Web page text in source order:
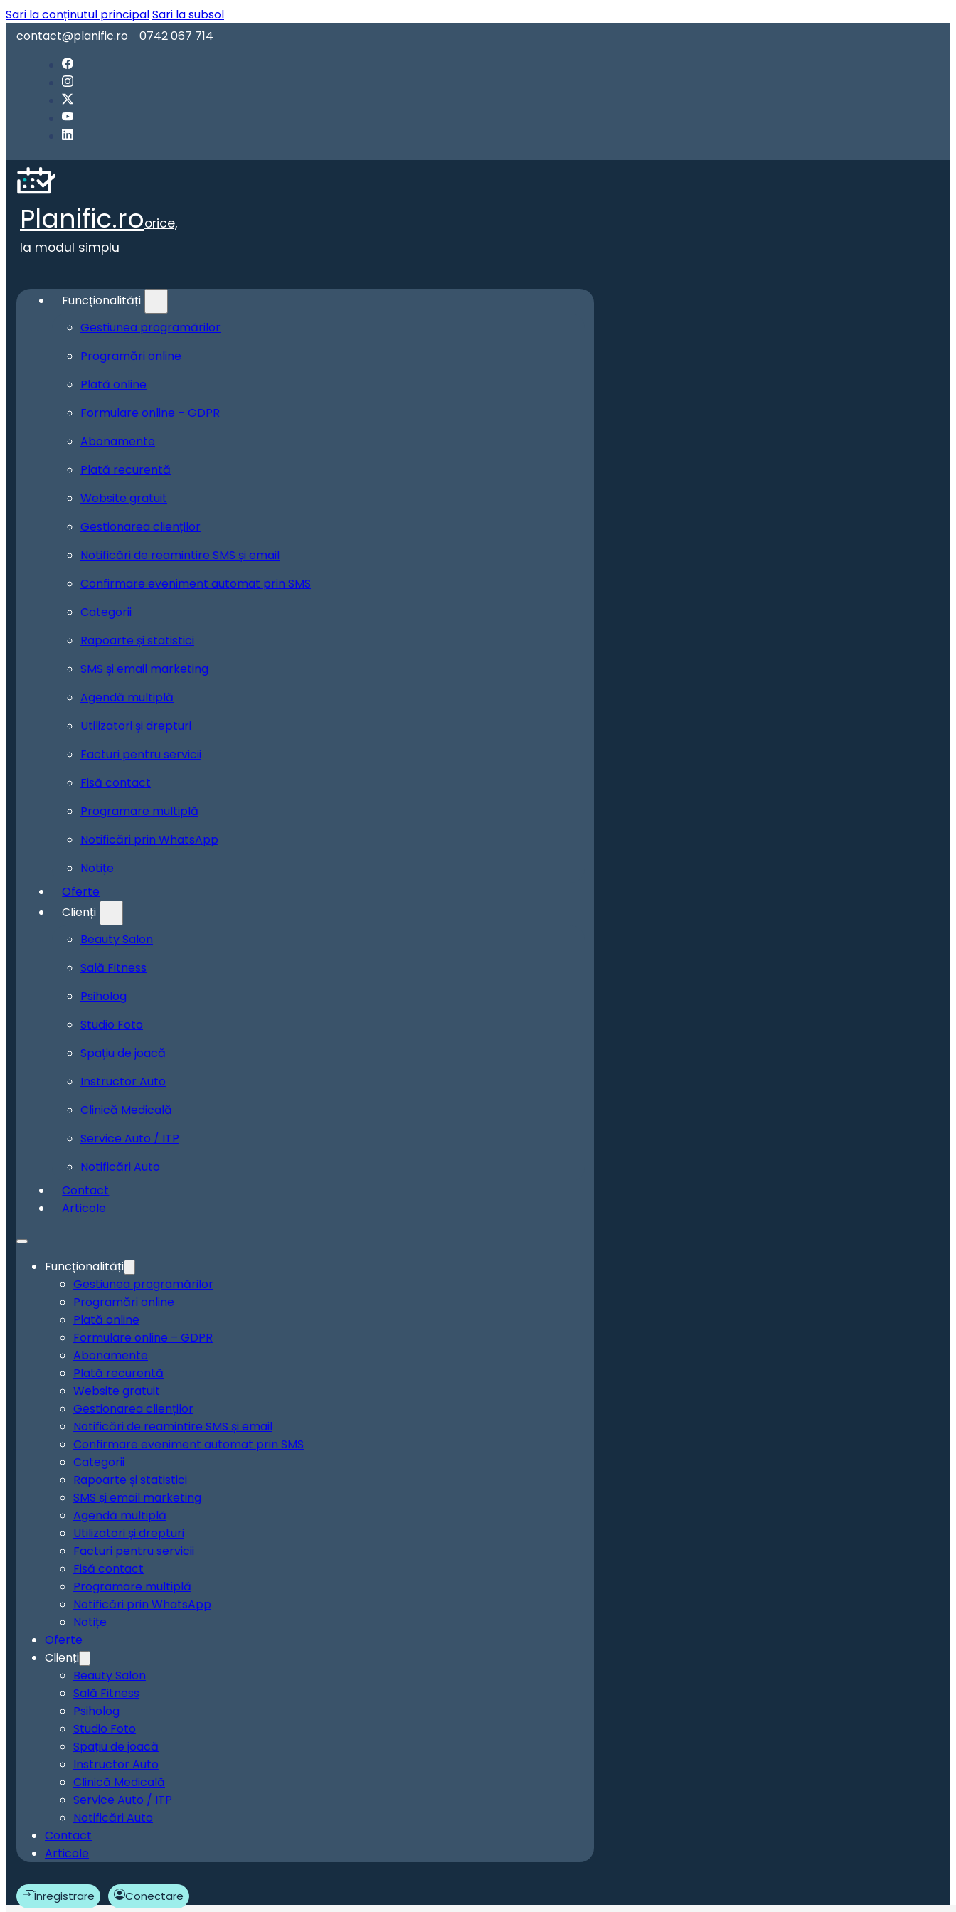
Sari la conținutul principalSari la subsol
contact@planific.ro
0742 067 714
Planific.roorice,
la modul simplu
Funcționalități
Gestiunea programărilor
Programări online
Plată online
Formulare online – GDPR
Abonamente
Plată recurentă
Website gratuit
Gestionarea clienților
Notificări de reamintire SMS și email
Confirmare eveniment automat prin SMS
Categorii
Rapoarte și statistici
SMS și email marketing
Agendă multiplă
Utilizatori și drepturi
Facturi pentru servicii
Fisă contact
Programare multiplă
Notificări prin WhatsApp
Notițe
Oferte
Clienți
Beauty Salon
Sală Fitness
Psiholog
Studio Foto
Spațiu de joacă
Instructor Auto
Clinică Medicală
Service Auto / ITP
Notificări Auto
Contact
Articole
Funcționalități
Gestiunea programărilor
Programări online
Plată online
Formulare online – GDPR
Abonamente
Plată recurentă
Website gratuit
Gestionarea clienților
Notificări de reamintire SMS și email
Confirmare eveniment automat prin SMS
Categorii
Rapoarte și statistici
SMS și email marketing
Agendă multiplă
Utilizatori și drepturi
Facturi pentru servicii
Fisă contact
Programare multiplă
Notificări prin WhatsApp
Notițe
Oferte
Clienți
Beauty Salon
Sală Fitness
Psiholog
Studio Foto
Spațiu de joacă
Instructor Auto
Clinică Medicală
Service Auto / ITP
Notificări Auto
Contact
Articole
Înregistrare Conectare